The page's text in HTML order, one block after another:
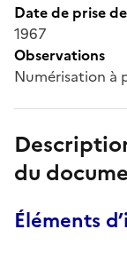
Date de prise
1967
Observations
Numérisation à
du
Éléments